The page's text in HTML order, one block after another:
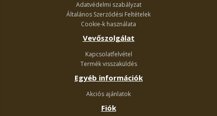
Adatvédelmi szabályzat
Általános Szerződési Feltételek
Cookie-k használata
Vevőszolgálat
Kapcsolatfelvétel
Termék visszaküldés
Egyéb információk
Akciós ajánlatok
Fiók